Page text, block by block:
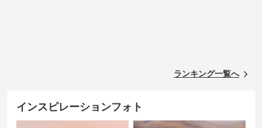
ランキング一覧へ
インスピレーションフォト